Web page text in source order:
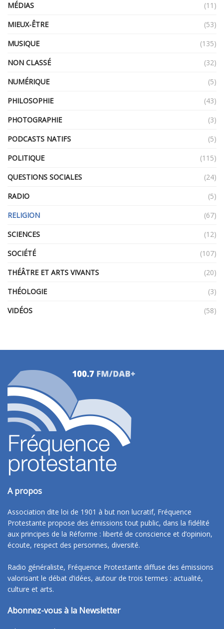
MÉDIAS
(11)
MIEUX-ÊTRE
(53)
MUSIQUE
(135)
NON CLASSÉ
(32)
NUMÉRIQUE
(5)
PHILOSOPHIE
(43)
PHOTOGRAPHIE
(3)
PODCASTS NATIFS
(5)
POLITIQUE
(115)
QUESTIONS SOCIALES
(24)
RADIO
(5)
RELIGION
(67)
SCIENCES
(12)
SOCIÉTÉ
(107)
THÉÂTRE ET ARTS VIVANTS
(20)
THÉOLOGIE
(3)
VIDÉOS
(58)
A propos
Association dite loi de 1901 à but non lucratif, Fréquence
Protestante propose des émissions tout public, dans la fidélité
aux principes de la Réforme : liberté de conscience et d’opinion,
écoute, respect des personnes, diversité.
Radio généraliste, Fréquence Protestante diffuse des émissions
valorisant le débat d’idées, autour de trois termes : actualité,
culture et arts.
Abonnez-vous à la Newsletter